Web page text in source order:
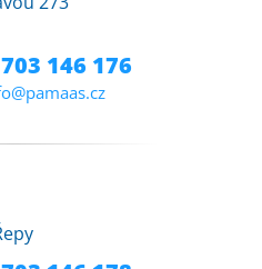
703 146 176